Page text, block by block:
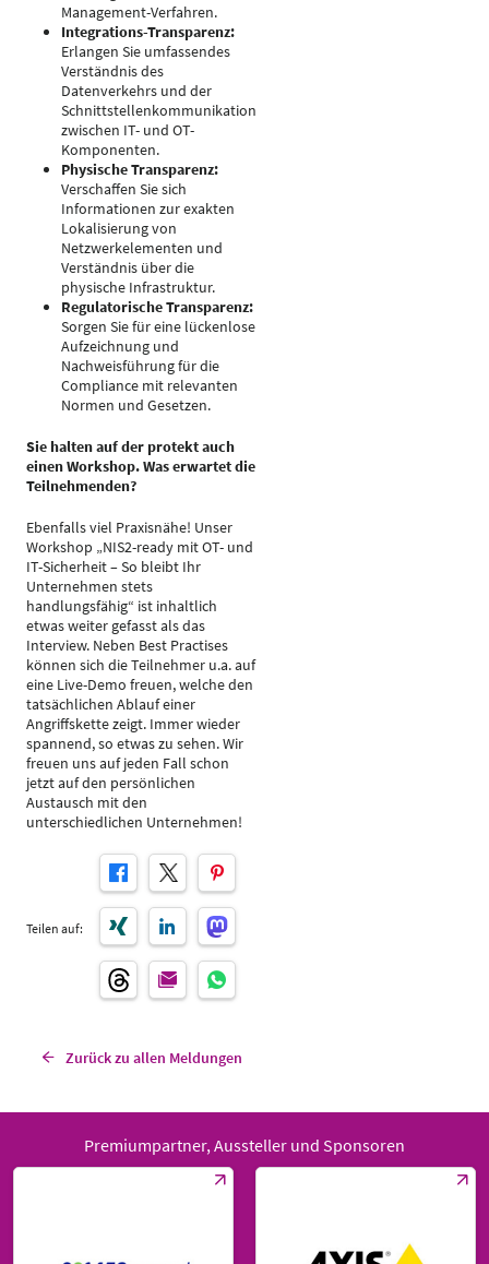
Management-Verfahren.
Integrations-Transparenz:
Erlangen Sie umfassendes
Verständnis des
Datenverkehrs und der
Schnittstellenkommunikation
zwischen IT- und OT-
Komponenten.
Physische Transparenz:
Verschaffen Sie sich
Informationen zur exakten
Lokalisierung von
Netzwerkelementen und
Verständnis über die
physische Infrastruktur.
Regulatorische Transparenz:
Sorgen Sie für eine lückenlose
Aufzeichnung und
Nachweisführung für die
Compliance mit relevanten
Normen und Gesetzen.
Sie halten auf der protekt auch
einen Workshop. Was erwartet die
Teilnehmenden?
Ebenfalls viel Praxisnähe! Unser
Workshop „NIS2-ready mit OT- und
IT-Sicherheit – So bleibt Ihr
Unternehmen stets
handlungsfähig“ ist inhaltlich
etwas weiter gefasst als das
Interview. Neben Best Practises
können sich die Teilnehmer u.a. auf
eine Live-Demo freuen, welche den
tatsächlichen Ablauf einer
Angriffskette zeigt. Immer wieder
spannend, so etwas zu sehen. Wir
freuen uns auf jeden Fall schon
jetzt auf den persönlichen
Austausch mit den
unterschiedlichen Unternehmen!
Teilen auf:
Zurück zu allen Meldungen
Premiumpartner, Aussteller und Sponsoren